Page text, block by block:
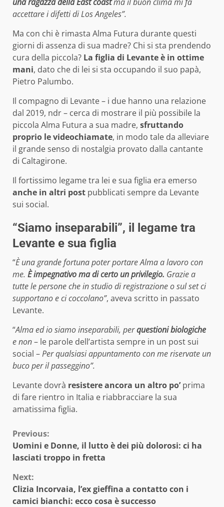
accettare i difetti di Los Angeles”.
Ma con chi è rimasta Alma Futura durante questi
giorni di assenza di sua madre? Chi si sta prendendo
cura della piccola? La figlia di Levante è in ottime
mani, dato che di lei si sta occupando il suo papà,
Pietro Palumbo.
Il compagno di Levante – i due hanno una relazione
dal 2019, ndr – cerca di mostrare il più possibile la
piccola Alma Futura a sua madre, sfruttando
proprio le videochiamate, in modo tale da alleviare
il grande senso di nostalgia provato dalla cantante
di Caltagirone.
Il fortissimo legame tra lei e sua figlia era emerso
anche in altri post pubblicati sempre da Levante
sui social.
“Siamo inseparabili”, il legame tra
Levante e sua figlia
“È una grande fortuna poter portare Alma a lavoro con
me. È impegnativo ma di certo un privilegio. Grazie a
tutte le persone che in studio di registrazione o sul set ci
supportano e ci coccolano”, aveva scritto in passato
Levante.
“Alma ed io siamo inseparabili, perquestioni biologiche
e non– le parole dell’artista sempre in un post sui
social –Per qualsiasi appuntamento con me riservate un
buco per il passeggino”.
Levante dovrà resistere ancora un altro po’prima
di fare rientro in Italia e riabbracciare la sua
amatissima figlia.
Continue
Reading
Previous:
Uomini e Donne, il lutto è dei più dolorosi: ci ha
lasciati troppo in fretta
Next:
Clizia Incorvaia, l’ex gieffina a contatto con i
camici bianchi: ecco cosa è successo